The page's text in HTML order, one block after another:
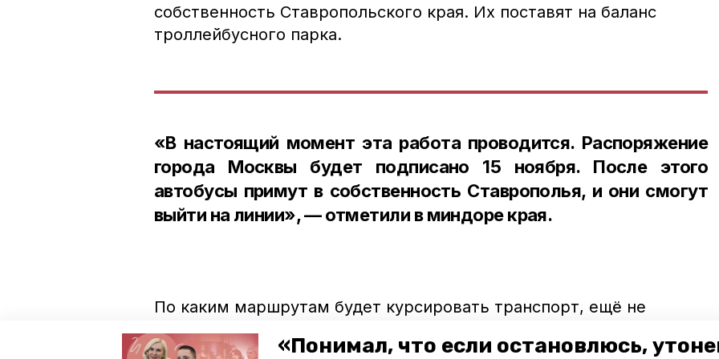
«Понимал, что если остановлюсь,
собственность Ставропольского края. Их поставят на баланс
троллейбусного парка.
«В настоящий момент эта работа проводится. Распоряжение
города Москвы будет подписано 15 ноября. После этого
автобусы примут в собственность Ставрополья, и они смогут
выйти на линии», — отметили в миндоре края.
По каким маршрутам будет курсировать транспорт, ещё не
решено. Информация об этом поступит позже.